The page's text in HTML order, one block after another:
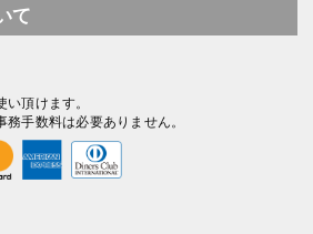
て
頂けます。
手数料は必要ありません。